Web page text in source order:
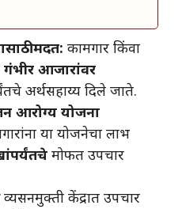
मदत: कामगार किंवा
गंभीर आजारांवर
अर्थसहाय्य दिले जाते.
आरोग्य योजना
या योजनेचा लाभ
मोफत उपचार
व्यसनमुक्ती केंद्रात उपचार